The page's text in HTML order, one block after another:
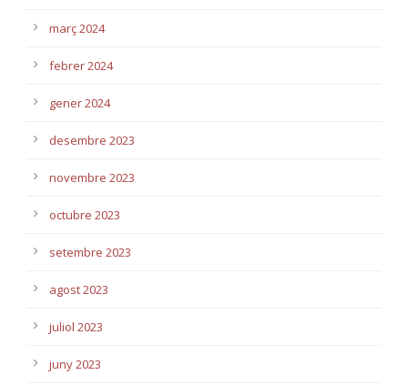
març 2024
febrer 2024
gener 2024
desembre 2023
novembre 2023
octubre 2023
setembre 2023
agost 2023
juliol 2023
juny 2023